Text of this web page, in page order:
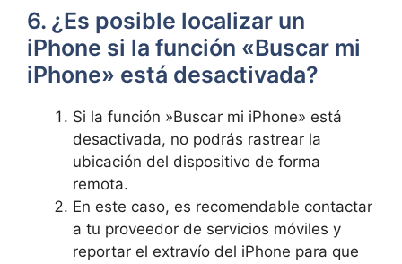
6. ¿Es posible localizar un
iPhone si ‍la función⁣ «Buscar mi ​
iPhone» está ⁣desactivada?
Si la⁤ función ‍»Buscar mi ‌iPhone»⁣ está
desactivada, no podrás⁣ rastrear la
ubicación del dispositivo de forma
‍remota.
En este caso, es recomendable contactar
‌a tu ‌proveedor ⁢de servicios móviles y
reportar el extravío ⁣del iPhone para que